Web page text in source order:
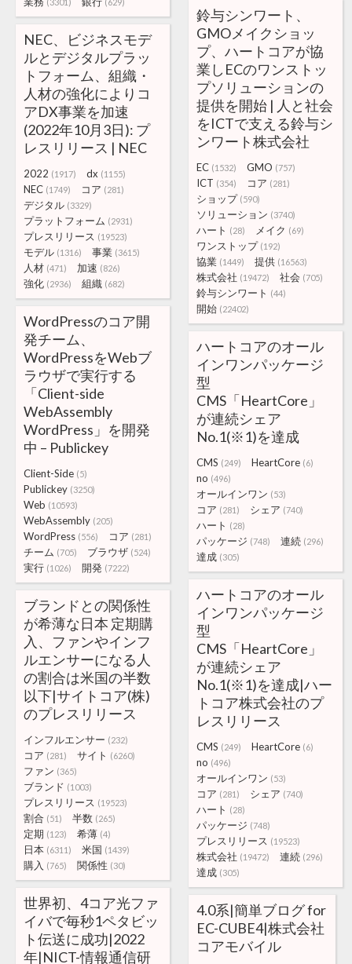
鈴与シンワート、
GMOメイクショッ
プ、ハートコアが協
業しECのワンストッ
プソリューションの
提供を開始 | 人と社会
をICTで支える鈴与シ
ンワート株式会社
EC (1532) GMO (757)
ICT (354) コア (281)
ショップ (590)
ソリューション (3740)
ハート (28) メイク (69)
ワンストップ (192)
協業 (1449) 提供 (16563)
株式会社 (19472) 社会 (705)
鈴与シンワート (44)
開始 (22402)
NEC、ビジネスモデ
ルとデジタルプラッ
トフォーム、組織・
人材の強化によりコ
アDX事業を加速
(2022年10月3日): プ
レスリリース | NEC
2022 (1917) dx (1155)
NEC (1749) コア (281)
デジタル (3329)
プラットフォーム (2931)
プレスリリース (19523)
モデル (1316) 事業 (3615)
人材 (471) 加速 (826)
強化 (2936) 組織 (682)
WordPressのコア開
発チーム、
WordPressをWebブ
ラウザで実行する
「Client-side
WebAssembly
WordPress」を開発
中 – Publickey
Client-Side (5)
Publickey (3250)
Web (10593)
WebAssembly (205)
WordPress (556) コア (281)
チーム (705) ブラウザ (524)
実行 (1026) 開発 (7222)
ハートコアのオール
インワンパッケージ
型
CMS「HeartCore」
が連続シェア
No.1(※1)を達成
CMS (249) HeartCore (6)
no (496)
オールインワン (53)
コア (281) シェア (740)
ハート (28)
パッケージ (748) 連続 (296)
達成 (305)
ハートコアのオール
インワンパッケージ
型
CMS「HeartCore」
が連続シェア
No.1(※1)を達成|ハー
トコア株式会社のプ
レスリリース
CMS (249) HeartCore (6)
no (496)
オールインワン (53)
コア (281) シェア (740)
ハート (28)
パッケージ (748)
プレスリリース (19523)
株式会社 (19472) 連続 (296)
達成 (305)
ブランドとの関係性
が希薄な日本 定期購
入、ファンやインフ
ルエンサーになる人
の割合は米国の半数
以下|サイトコア(株)
のプレスリリース
インフルエンサー (232)
コア (281) サイト (6260)
ファン (365)
ブランド (1003)
プレスリリース (19523)
割合 (51) 半数 (265)
定期 (123) 希薄 (4)
日本 (6311) 米国 (1439)
購入 (765) 関係性 (30)
世界初、4コア光ファ
イバで毎秒1ペタビッ
ト伝送に成功|2022
年|NICT-情報通信研
4.0系|簡単ブログ for
EC-CUBE4|株式会社
コアモバイル